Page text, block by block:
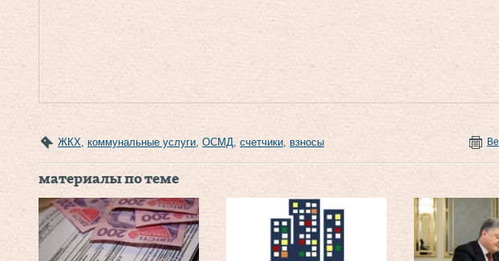
ЖКХ коммунальные услуги ОСМД счетчики взносы
материалы по теме